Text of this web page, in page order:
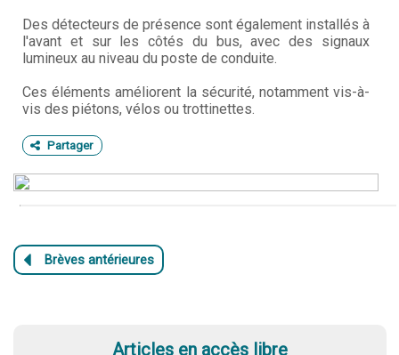
Des détecteurs de présence sont également installés à
l'avant et sur les côtés du bus, avec des signaux
lumineux au niveau du poste de conduite.
Ces éléments améliorent la sécurité, notamment vis-à-
vis des piétons, vélos ou trottinettes.
Partager
Articles en accès libre